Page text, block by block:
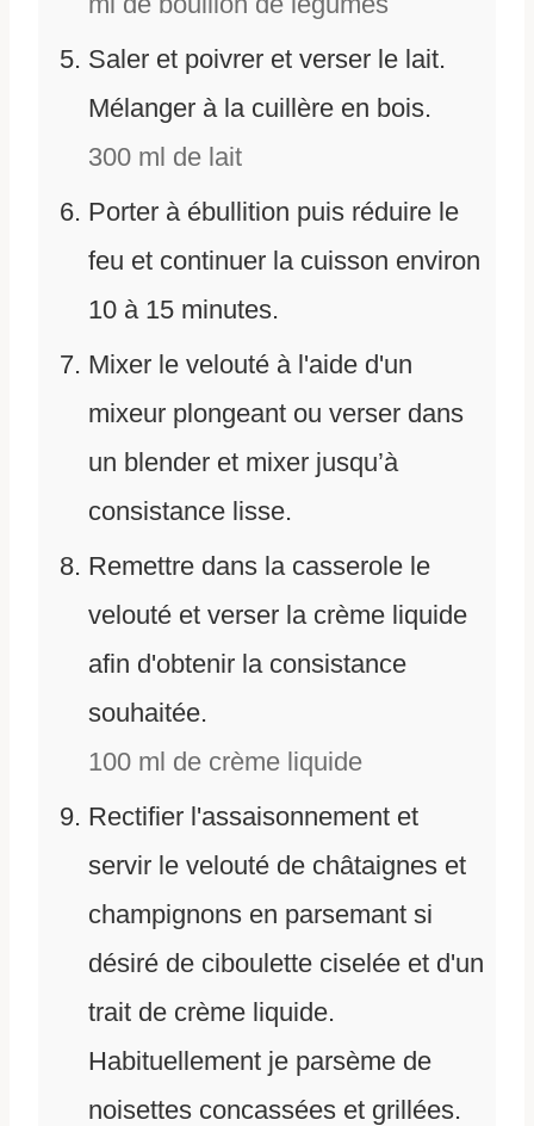
Saler et poivrer et verser le lait.
Mélanger à la cuillère en bois.
300 ml de lait
Porter à ébullition puis réduire le
feu et continuer la cuisson environ
10 à 15 minutes.
Mixer le velouté à l'aide d'un
mixeur plongeant ou verser dans
un blender et mixer jusqu’à
consistance lisse.
Remettre dans la casserole le
velouté et verser la crème liquide
afin d'obtenir la consistance
souhaitée.
100 ml de crème liquide
Rectifier l'assaisonnement et
servir le velouté de châtaignes et
champignons en parsemant si
désiré de ciboulette ciselée et d'un
trait de crème liquide.
Habituellement je parsème de
noisettes concassées et grillées.